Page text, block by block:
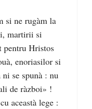
si ne rugàm la
martirii si
pentru Hristos
enoriasilor si
se spunà : nu
de ràzboi» !
aceastà lege :